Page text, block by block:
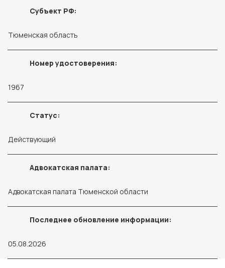
Субъект РФ:
Тюменская область
Номер удостоверения:
1967
Статус:
Действующий
Адвокатская палата:
Адвокатская палата Тюменской области
Последнее обновление информации:
05.08.2026